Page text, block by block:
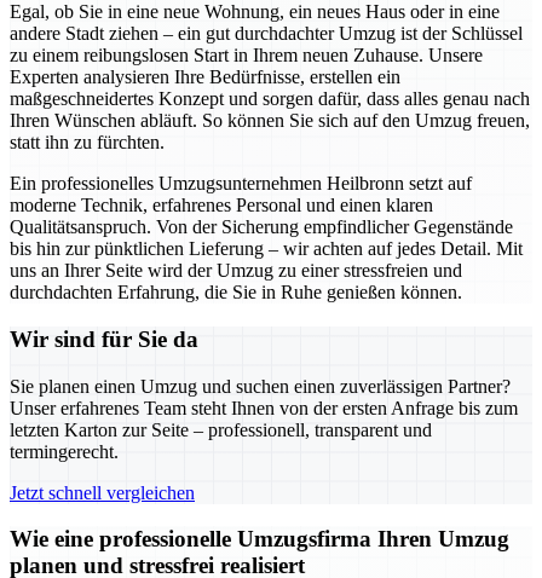
Egal, ob Sie in eine neue Wohnung, ein neues Haus oder in eine
andere Stadt ziehen – ein gut durchdachter Umzug ist der Schlüssel
zu einem reibungslosen Start in Ihrem neuen Zuhause. Unsere
Experten analysieren Ihre Bedürfnisse, erstellen ein
maßgeschneidertes Konzept und sorgen dafür, dass alles genau nach
Ihren Wünschen abläuft. So können Sie sich auf den Umzug freuen,
statt ihn zu fürchten.
Ein professionelles Umzugsunternehmen Heilbronn setzt auf
moderne Technik, erfahrenes Personal und einen klaren
Qualitätsanspruch. Von der Sicherung empfindlicher Gegenstände
bis hin zur pünktlichen Lieferung – wir achten auf jedes Detail. Mit
uns an Ihrer Seite wird der Umzug zu einer stressfreien und
durchdachten Erfahrung, die Sie in Ruhe genießen können.
Wir sind für Sie da
Sie planen einen Umzug und suchen einen zuverlässigen Partner?
Unser erfahrenes Team steht Ihnen von der ersten Anfrage bis zum
letzten Karton zur Seite – professionell, transparent und
termingerecht.
Jetzt schnell vergleichen
Wie eine professionelle Umzugsfirma Ihren Umzug
planen und stressfrei realisiert